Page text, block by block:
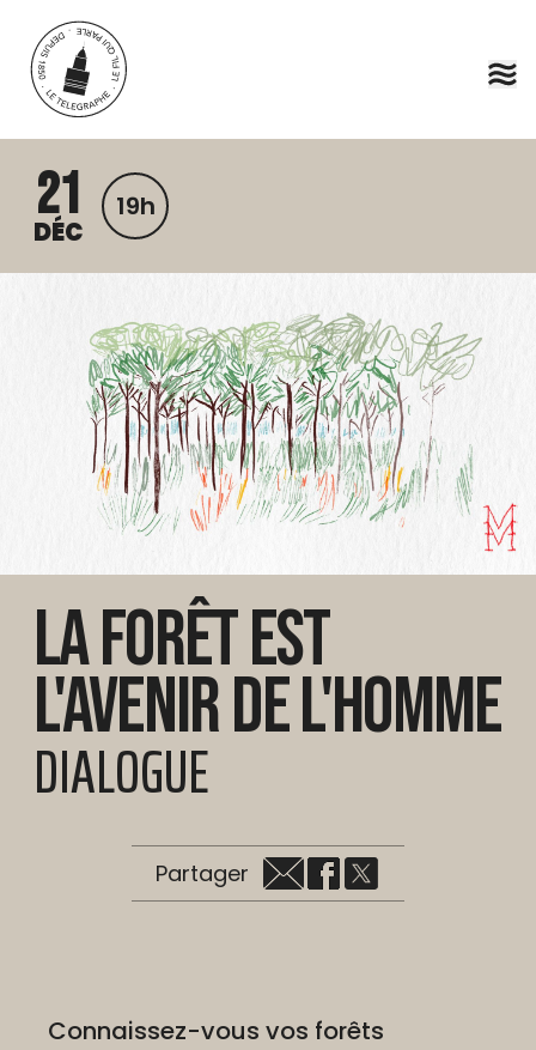
Aller au contenu principal
21
DÉC
19h
La forêt est
l'avenir de l'homme
DIALOGUE
Partager
Connaissez-vous vos forêts